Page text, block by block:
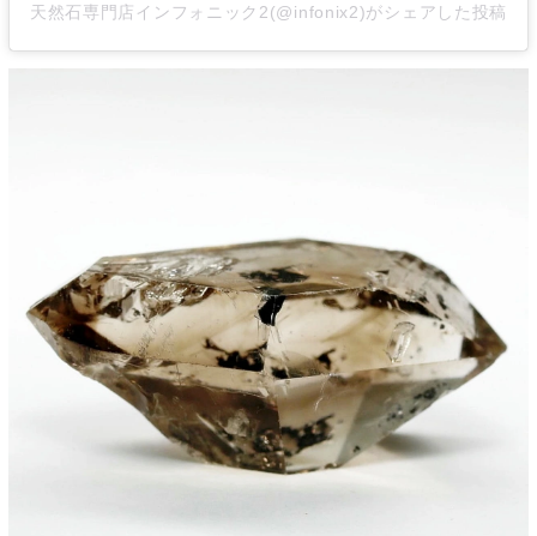
天然石専門店インフォニック2(@infonix2)がシェアした投稿